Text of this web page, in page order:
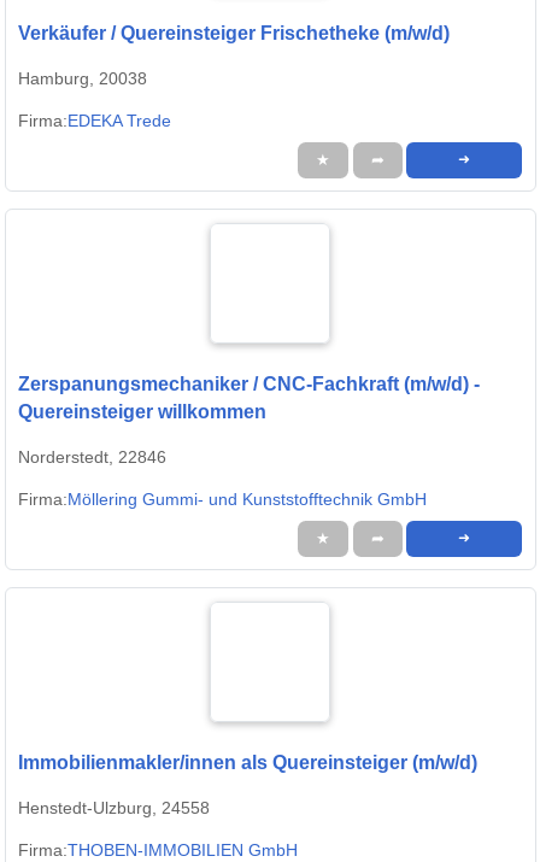
Verkäufer / Quereinsteiger Frischetheke (m/w/d)
Hamburg, 20038
Firma:EDEKA Trede
★ ➦ ➜
Zerspanungsmechaniker / CNC-Fachkraft (m/w/d) -
Quereinsteiger willkommen
Norderstedt, 22846
Firma:Möllering Gummi- und Kunststofftechnik GmbH
★ ➦ ➜
Immobilienmakler/innen als Quereinsteiger (m/w/d)
Henstedt-Ulzburg, 24558
Firma:THOBEN-IMMOBILIEN GmbH